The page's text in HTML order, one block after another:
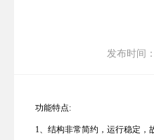
发布时
功能特点:
1、结构非常简约，运行稳定，